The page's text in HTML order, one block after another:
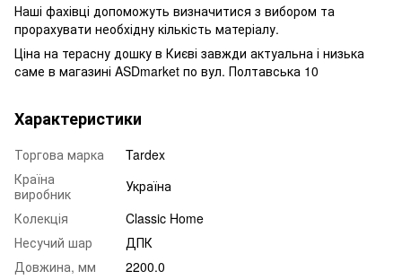
Наші фахівці допоможуть визначитися з вибором та
прорахувати необхідну кількість матеріалу.
Ціна на терасну дошку в Києві завжди актуальна і низька
саме в магазині ASDmarket по вул. Полтавська 10
Характеристики
Торгова марка
Tardex
Країна
виробник
Україна
Колекція
Classic Home
Несучий шар
ДПК
Довжина, мм
2200.0